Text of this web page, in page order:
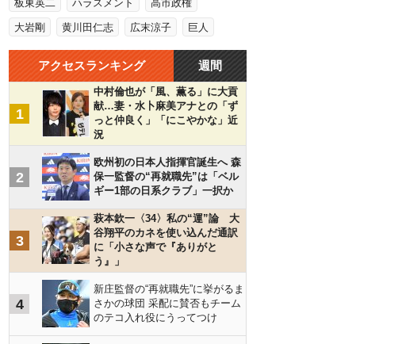
板東英二 ハラスメント 高市政権
大岩剛 黄川田仁志 広末涼子 巨人
アクセスランキング 週間
1
中村倫也が「風、薫る」に大貢
献…妻・水卜麻美アナとの「ず
っと仲良く」「にこやかな」近
況
2
欧州初の日本人指揮官誕生へ 森
保一監督の“再就職先”は「ベル
ギー1部の日系クラブ」一択か
3
萩本欽一〈34〉私の“運”論 大
谷翔平のカネを使い込んだ通訳
に「小さな声で『ありがと
う』」
4
新庄監督の“再就職先”に挙がるま
さかの球団 采配に賛否もチーム
のテコ入れ役にうってつけ